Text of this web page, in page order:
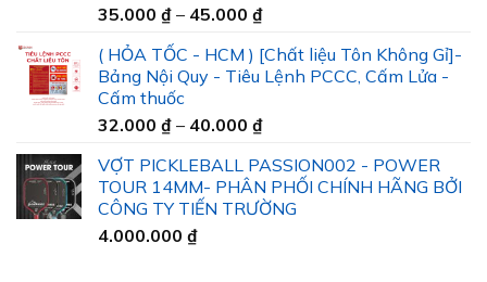
35.000 ₫ – 45.000 ₫Khoảng
từ
35.000 ₫
45.000 ₫
( HỎA TỐC - HCM ) [Chất liệu Tôn Không Gỉ]-
Bảng Nội Quy - Tiêu Lệnh PCCC, Cấm Lửa -
Cấm thuốc
32.000 ₫ – 40.000 ₫Khoảng
từ
32.000 ₫
đến
VỢT PICKLEBALL PASSION002 - POWER
TOUR 14MM- PHÂN PHỐI CHÍNH HÃNG BỞI
CÔNG TY TIẾN TRƯỜNG
4.000.000 ₫